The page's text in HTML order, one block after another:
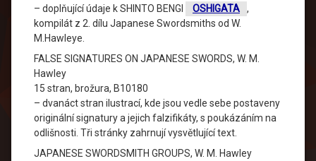
– doplňující údaje k SHINTO BENGI
OSHIGATA
,
kompilát z 2. dílu Japanese Swordsmiths od W.
M.Hawleye.
FALSE SIGNATURES ON JAPANESE SWORDS, W. M.
Hawley
15 stran, brožura, B10180
– dvanáct stran ilustrací, kde jsou vedle sebe postaveny
originální signatury a jejich falzifikáty, s poukázáním na
odlišnosti. Tři stránky zahrnují vysvětlující text.
JAPANESE SWORDSMITH GROUPS, W. M. Hawley